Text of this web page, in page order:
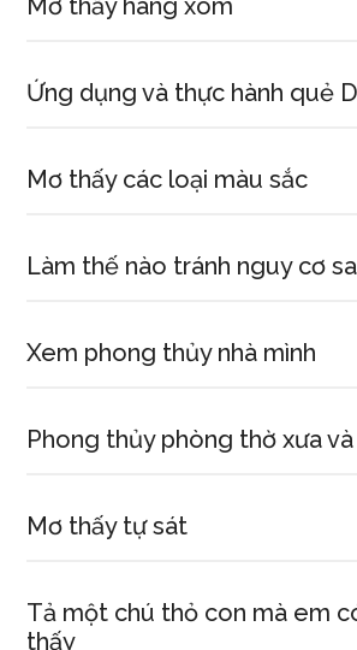
Mơ thấy hàng xóm
Ứng dụng và thực hành quẻ
Mơ thấy các loại màu sắc
Làm thế nào tránh nguy cơ
Xem phong thủy nhà mình
Phong thủy phòng thờ xưa
Mơ thấy tự sát
Tả một chú thỏ con mà em
thấy